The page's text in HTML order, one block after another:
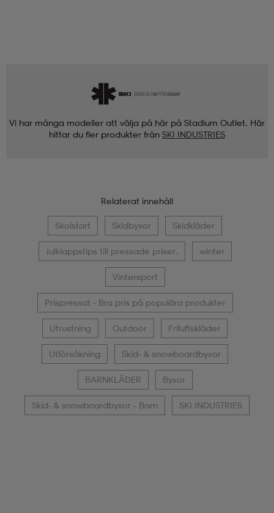
Vi har många modeller att välja på här på Stadium Outlet. Här
hittar du fler produkter från SKI INDUSTRIES
Relaterat innehåll
Skolstart Skidbyxor Skidkläder
Julklappstips till pressade priser. winter
Vintersport
Prispressat - Bra pris på populära produkter
Utrustning Outdoor Friluftskläder
Utförsåkning Skid- & snowboardbyxor
BARNKLÄDER Byxor
Skid- & snowboardbyxor - Barn SKI INDUSTRIES